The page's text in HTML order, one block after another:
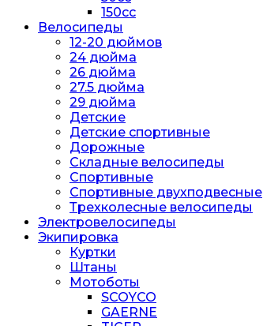
150cc
Велосипеды
12-20 дюймов
24 дюйма
26 дюйма
27.5 дюйма
29 дюйма
Детские
Детские спортивные
Дорожные
Складные велосипеды
Спортивные
Спортивные двухподвесные
Трехколесные велосипеды
Электровелосипеды
Экипировка
Куртки
Штаны
Мотоботы
SCOYCO
GAERNE